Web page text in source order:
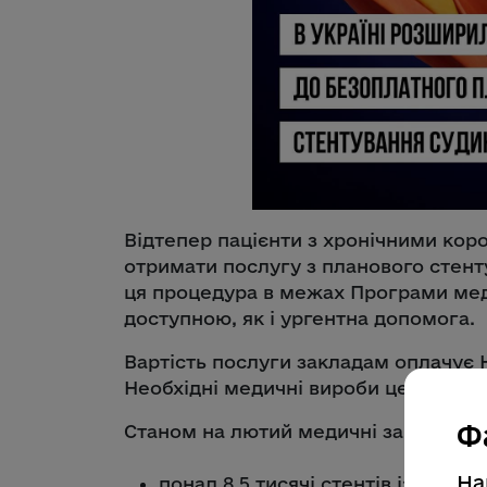
Відтепер пацієнти з хронічними
отримати послугу з планового
ця процедура в межах Програми
доступною, як і ургентна допомога.
Вартість послуги закладам оплачує
Необхідні медичні вироби
Станом на лютий медичні заклади